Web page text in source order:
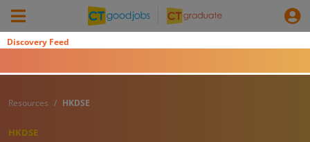
Discovery Feed
Resources HKDSE
HKDSE